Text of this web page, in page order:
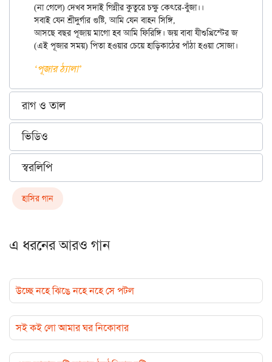
(না গেলে) দেখব সদাই গিন্নীর কুতুরে চক্ষু কেৎরে-বুঁজা।।
সবাই যেন শ্রীদুর্গার গুষ্টি, আমি যেন বাহন সিঙ্গি,
আসছে বছর পূজায় মাগো হব আমি ফিরিঙ্গি। জয় বাবা যীশুখ্রিস্টের জয়
‘পূজার ঠ্যালা’
রাগ ও তাল
ভিডিও
স্বরলিপি
হাসির গান
এ ধরনের আরও গান
উচ্ছে নহে ঝিঙে নহে নহে সে পটল
সই কই লো আমার ঘর নিকোবার